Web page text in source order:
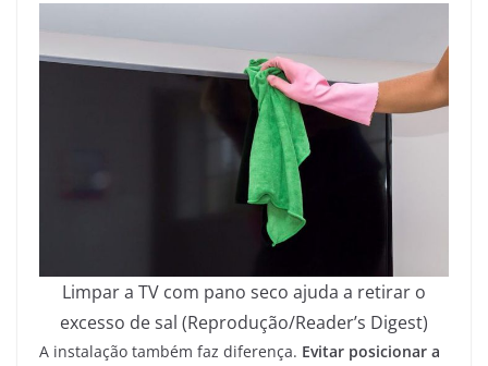
Limpar a TV com pano seco ajuda a retirar o
excesso de sal (Reprodução/Reader’s Digest)
A instalação também faz diferença. Evitar posicionar a